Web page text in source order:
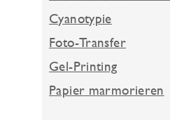
Cyanotypie
Foto-Transfer
Gel-Printing
Papier marmorieren